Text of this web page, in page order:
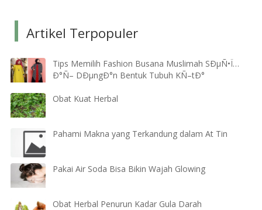
Artikel Terpopuler
Tips Memilih Fashion Busana Muslimah SÐµÑ•Ï…
Ð°Ñ– DÐµngÐ°n Bentuk Tubuh KÑ–tÐ°
Obat Kuat Herbal
Pahami Makna yang Terkandung dalam At Tin
Pakai Air Soda Bisa Bikin Wajah Glowing
Obat Herbal Penurun Kadar Gula Darah